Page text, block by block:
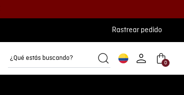
Rastrear pedido
¿Qué estás buscando?
0